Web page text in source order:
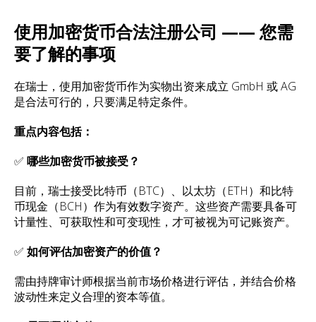
使用加密货币合法注册公司 —— 您需
要了解的事项
在瑞士，使用加密货币作为实物出资来成立 GmbH 或 AG
是合法可行的，只要满足特定条件。
重点内容包括：
✅ 哪些加密货币被接受？
目前，瑞士接受比特币（BTC）、以太坊（ETH）和比特
币现金（BCH）作为有效数字资产。这些资产需要具备可
计量性、可获取性和可变现性，才可被视为可记账资产。
✅ 如何评估加密资产的价值？
需由持牌审计师根据当前市场价格进行评估，并结合价格
波动性来定义合理的资本等值。